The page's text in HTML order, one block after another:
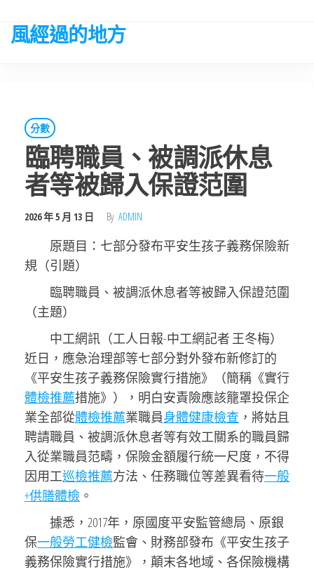
the
風經過的地方
分數
臨聘職員、被調派休息
者等被歸入保證范圍
2026 年 5 月 13 日 By ADMIN
原題目：七部分發布平安生孩子義務保險新
規（引題）
臨聘職員、被調派休息者等被歸入保證范圍
（主題）
中工網訊（工人日報-中工網記者 王冬梅）
近日，應急治理部等七部分對外發布新修訂的
《平安生孩子義務保險實行措施》（簡稱《實行
體檢推薦措施》），明白安責險應該籠罩投保企
業全部從體檢推薦業職員身體健康檢查 ，將姑且
聘請職員、被調派休息者等有效工關系的職員歸
入從業職員范疇，保險金額履行統一尺度，不得
因用工巡檢推薦方法、任務職位等差異看待一般
+供膳體檢 。
據悉，2017年，原國度平安監管總局、原銀
保一般勞工健檢監會、財務部發布《平安生孩子
義務保險實行措施》，顛末各地域、各保險機構